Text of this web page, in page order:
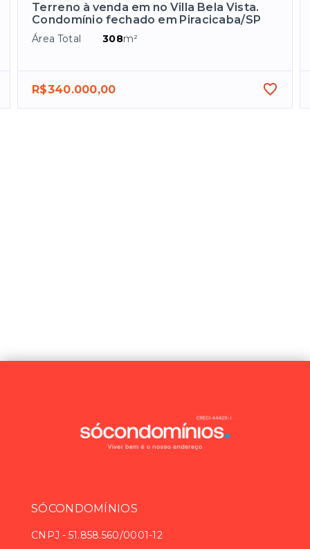
Terreno à venda em no Villa Bela Vista.
Condomínio fechado em Piracicaba/SP
Área Total 308m²
R$340.000,00
SÓCONDOMÍNIOS
CNPJ - 51.858.560/0001-12